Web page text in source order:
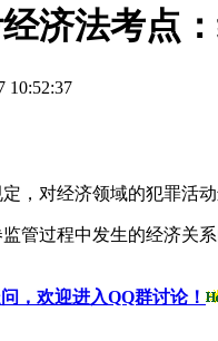
济法考点
10:52:37
，对经济领域的犯罪活
管过程中发生的经济关系
，欢迎进入QQ群讨论！